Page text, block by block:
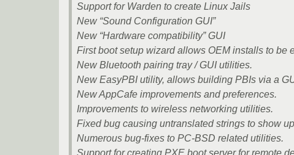
Support for Warden to create Linux Jails
New “Sound Configuration GUI”
New “Hardware compatibility” GUI
First boot setup wizard allows OEM installs to be
New Bluetooth pairing tray / GUI utilities.
New EasyPBI utility, allows building PBIs via a
New AppCafe improvements and preferences.
Improvements to wireless networking utilities.
Fixed bug causing untranslated strings to show
Numerous bug-fixes to PC-BSD related utilities.
Support for creating PXE boot server for remote